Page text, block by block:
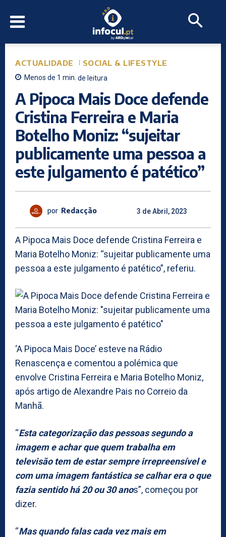
ACTUALIDADE SOCIAL & LIFESTYLE
Menos de 1 min. de leitura
A Pipoca Mais Doce defende
Cristina Ferreira e Maria
Botelho Moniz: “sujeitar
publicamente uma pessoa a
este julgamento é patético”
por Redacção 3 de Abril, 2023
A Pipoca Mais Doce defende Cristina Ferreira e
Maria Botelho Moniz: “sujeitar publicamente uma
pessoa a este julgamento é patético”, referiu.
‘A Pipoca Mais Doce’ esteve na Rádio
Renascença e comentou a polémica que
envolve Cristina Ferreira e Maria Botelho Moniz,
após artigo de Alexandre Pais no Correio da
Manhã.
“Esta categorização das pessoas segundo a
imagem e achar que quem trabalha em
televisão tem de estar sempre irrepreensível e
com uma imagem fantástica se calhar era o que
fazia sentido há 20 ou 30 anos”, começou por
dizer.
“Mas quando falas cada vez mais em